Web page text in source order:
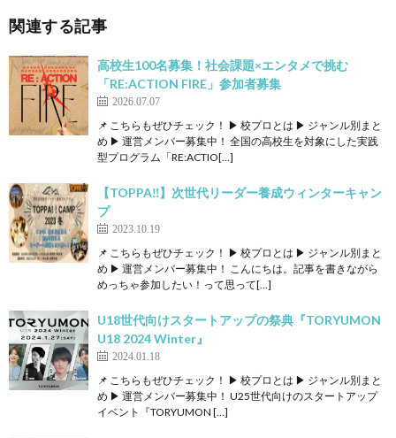
関連する記事
高校生100名募集！社会課題×エンタメで挑む
「RE:ACTION FIRE」参加者募集
2026.07.07
📌 こちらもぜひチェック！ ▶ 校プロとは ▶ ジャンル別まと
め ▶ 運営メンバー募集中！ 全国の高校生を対象にした実践
型プログラム「RE:ACTIO[…]
【TOPPA‼】次世代リーダー養成ウィンターキャン
プ
2023.10.19
📌 こちらもぜひチェック！ ▶ 校プロとは ▶ ジャンル別まと
め ▶ 運営メンバー募集中！ こんにちは。記事を書きながら
めっちゃ参加したい！って思って[…]
U18世代向けスタートアップの祭典『TORYUMON
U18 2024 Winter』
2024.01.18
📌 こちらもぜひチェック！ ▶ 校プロとは ▶ ジャンル別まと
め ▶ 運営メンバー募集中！ U25世代向けのスタートアップ
イベント『TORYUMON […]